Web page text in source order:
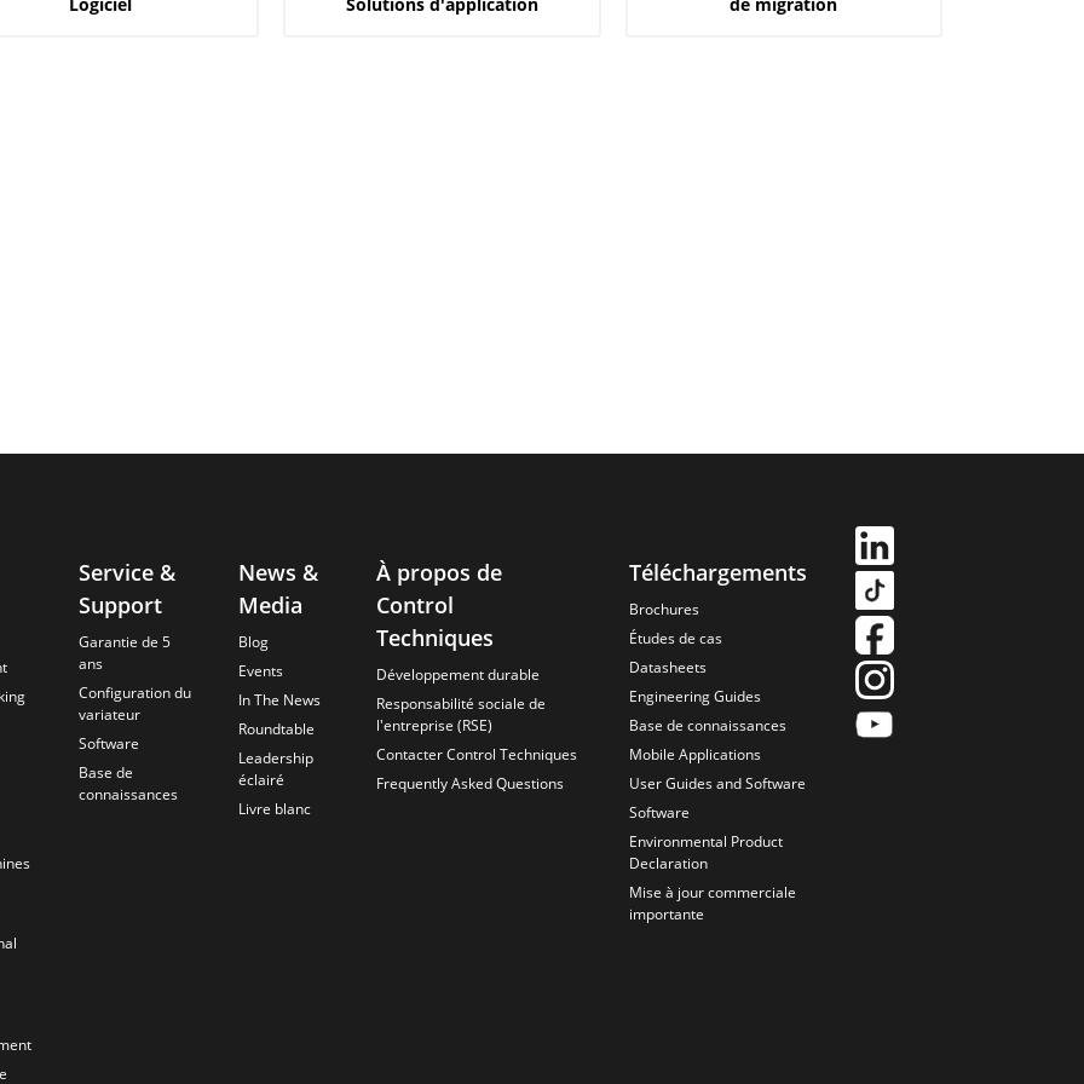
Service &
Support
Garantie de 5
ans
Configuration du
variateur
Software
Base de
connaissances
News &
Media
Blog
Events
In The News
Roundtable
Leadership
éclairé
Livre blanc
À propos de
Control
Techniques
Développement durable
Responsabilité sociale de
l'entreprise (RSE)
Contacter Control Techniques
Frequently Asked Questions
Téléchargements
Brochures
Études de cas
Datasheets
Engineering Guides
Base de connaissances
Mobile Applications
User Guides and Software
Software
Environmental Product
Declaration
Mise à jour commerciale
importante